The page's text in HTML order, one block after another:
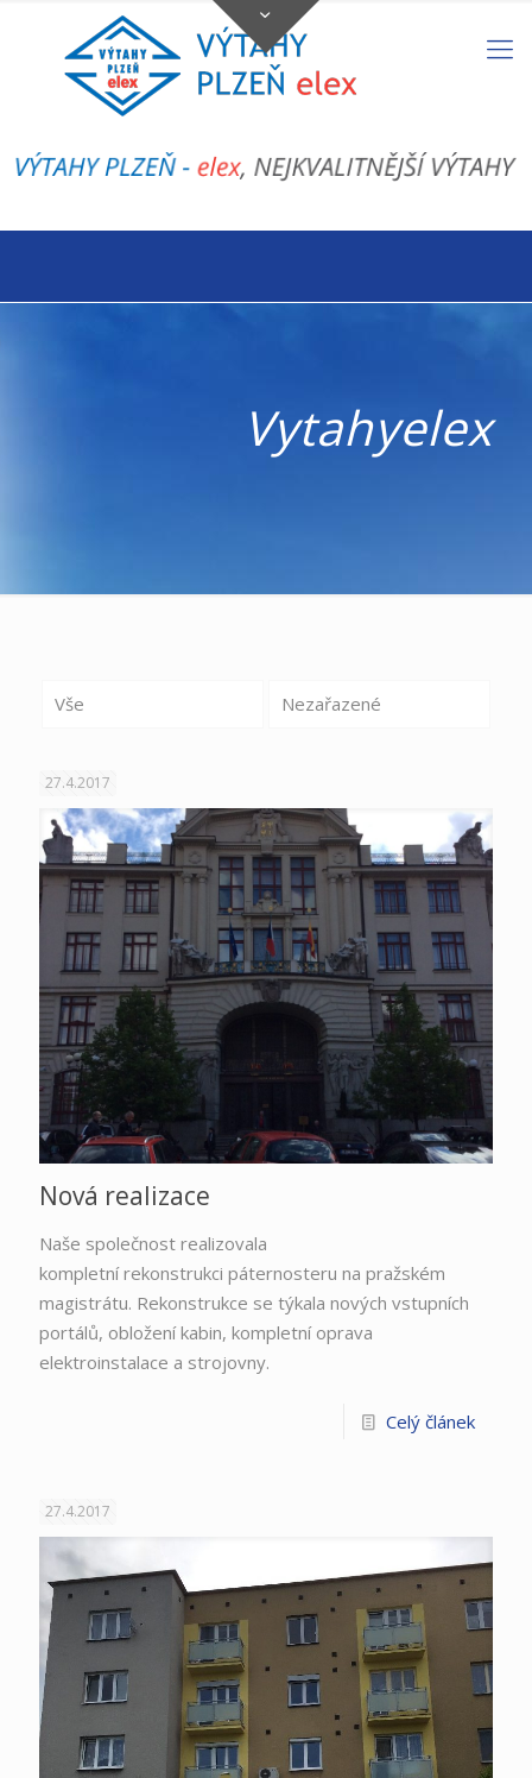
Vytahyelex
Vše Nezařazené
27.4.2017
Nová realizace
Naše společnost realizovala
kompletní rekonstrukci páternosteru na pražském
magistrátu. Rekonstrukce se týkala nových vstupních
portálů, obložení kabin, kompletní oprava
elektroinstalace a strojovny.
Celý článek
27.4.2017